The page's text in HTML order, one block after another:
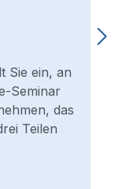
Sie ein, an
Seminar
das
Teilen